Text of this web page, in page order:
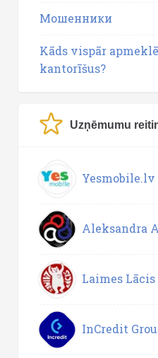
Мошенники
Kāds vispār
kantorīšus?
Uzņēmumu
Yesmobile.lv
Aleksandra
Laimes Lācis
InCredit